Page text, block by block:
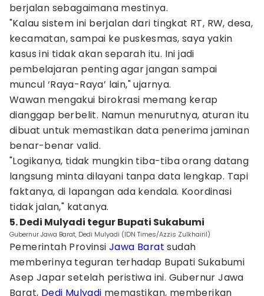
berjalan sebagaimana mestinya.
"Kalau sistem ini berjalan dari tingkat RT, RW, desa,
kecamatan, sampai ke puskesmas, saya yakin
kasus ini tidak akan separah itu. Ini jadi
pembelajaran penting agar jangan sampai
muncul ‘Raya-Raya’ lain," ujarnya.
Wawan mengakui birokrasi memang kerap
dianggap berbelit. Namun menurutnya, aturan itu
dibuat untuk memastikan data penerima jaminan
benar-benar valid.
"Logikanya, tidak mungkin tiba-tiba orang datang
langsung minta dilayani tanpa data lengkap. Tapi
faktanya, di lapangan ada kendala. Koordinasi
tidak jalan," katanya.
5. Dedi Mulyadi tegur Bupati Sukabumi
Gubernur Jawa Barat, Dedi Mulyadi (IDN Times/Azzis Zulkhairil)
Pemerintah Provinsi Jawa Barat sudah
memberinya teguran terhadap Bupati Sukabumi
Asep Japar setelah peristiwa ini. Gubernur Jawa
Barat, Dedi Mulyadi memastikan, memberikan